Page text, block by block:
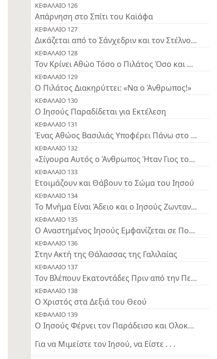
ΚΕΦΑΛΑΙΟ 126
Απάρνηση στο Σπίτι του Καϊάφα
ΚΕΦΑΛΑΙΟ 127
Δικάζεται από το Σάνχεδριν και τον Στέλνουν
ΚΕΦΑΛΑΙΟ 128
Τον Κρίνει Αθώο Τόσο ο Πιλάτος Όσο και ο
ΚΕΦΑΛΑΙΟ 129
Ο Πιλάτος Διακηρύττει: «Να ο Άνθρωπος!»
ΚΕΦΑΛΑΙΟ 130
Ο Ιησούς Παραδίδεται για Εκτέλεση
ΚΕΦΑΛΑΙΟ 131
Ένας Αθώος Βασιλιάς Υποφέρει Πάνω στο Ξύλο
ΚΕΦΑΛΑΙΟ 132
«Σίγουρα Αυτός ο Άνθρωπος Ήταν Γιος του
ΚΕΦΑΛΑΙΟ 133
Ετοιμάζουν και Θάβουν το Σώμα του Ιησού
ΚΕΦΑΛΑΙΟ 134
Το Μνήμα Είναι Άδειο και ο Ιησούς Ζωντανός!
ΚΕΦΑΛΑΙΟ 135
Ο Αναστημένος Ιησούς Εμφανίζεται σε Πολλούς
ΚΕΦΑΛΑΙΟ 136
Στην Ακτή της Θάλασσας της Γαλιλαίας
ΚΕΦΑΛΑΙΟ 137
Τον Βλέπουν Εκατοντάδες Πριν από την
ΚΕΦΑΛΑΙΟ 138
Ο Χριστός στα Δεξιά του Θεού
ΚΕΦΑΛΑΙΟ 139
Ο Ιησούς Φέρνει τον Παράδεισο και
Για να Μιμείστε τον Ιησού, να Είστε . . .